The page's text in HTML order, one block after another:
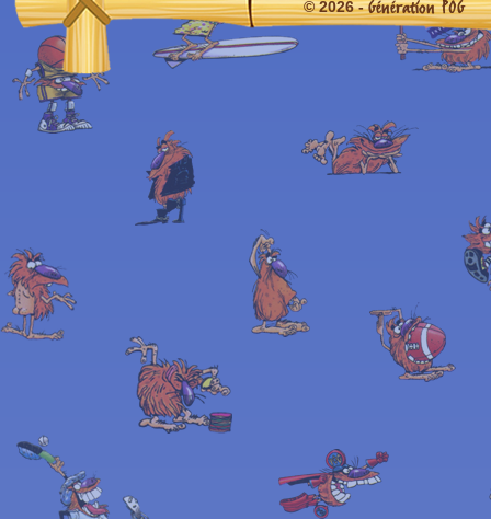
© 2026 -Génération POG